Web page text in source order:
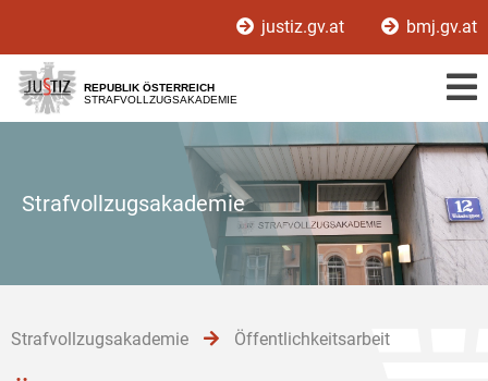
[1]
[2]
[3]
justiz.gv.at bmj.gv.at
REPUBLIK ÖSTERREICH
STRAFVOLLZUGSAKADEMIE
Strafvollzugsakademie
Strafvollzugsakademie Öffentlichkeitsarbeit